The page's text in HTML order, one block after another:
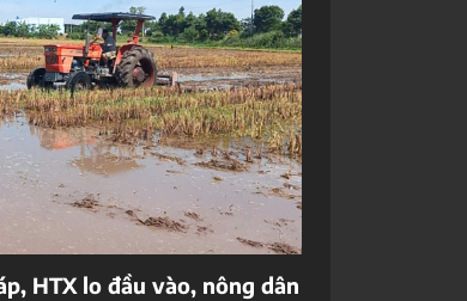
HTX lo đầu vào, nông dân